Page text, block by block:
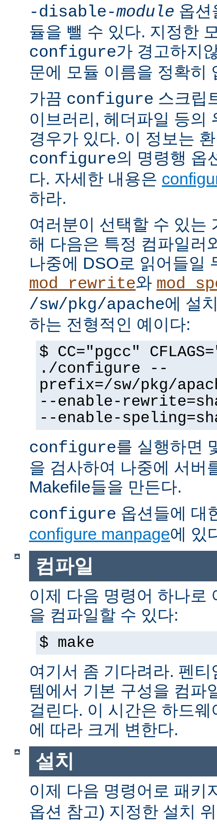
-disable-module 옵션
듈을 뺄 수 있다. 지정한
configure가 경고하지
문에 모듈 이름을 정확히
가끔 configure 스크립
이브러리, 헤더파일 등의
경우가 있다. 이 정보는
configure의 명령행 옵
다. 자세한 내용은
하라.
여러분이 선택할 수 있는
해 다음은 특정 컴파일러
나중에 DSO로 읽어들일
mod_rewrite와
/sw/pkg/apache에 설
하는 전형적인 예이다:
$ CC="pgcc"
./configure --
prefix=/sw/pkg/
--enable-
--enable-
configure를 실행하면
을 검사하여 나중에 서버
Makefile들을 만든다.
configure 옵션들에 대
configure manpage에 있
컴파일
이제 다음 명령어 하나로
을 컴파일할 수 있다:
$ make
여기서 좀 기다려라. 펜
템에서 기본 구성을 컴파
걸린다. 이 시간은 하드
에 따라 크게 변한다.
설치
이제 다음 명령어로 패키
옵션 참고) 지정한 설치